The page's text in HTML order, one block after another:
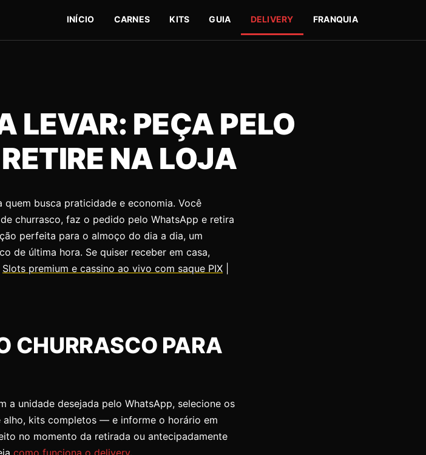
INÍCIO CARNES KITS GUIA DELIVERY FRANQUIA
LEVAR: PEÇA PELO
NA LOJA
busca praticidade e economia. Você
churrasco, faz o pedido pelo WhatsApp e retira
perfeita para o almoço do dia a dia, um
de última hora. Se quiser receber em casa,
Slots premium e cassino ao vivo com saque PIX
CHURRASCO PARA
a unidade desejada pelo WhatsApp, selecione os
kits completos — e informe o horário em
no momento da retirada ou antecipadamente
como funciona o delivery.